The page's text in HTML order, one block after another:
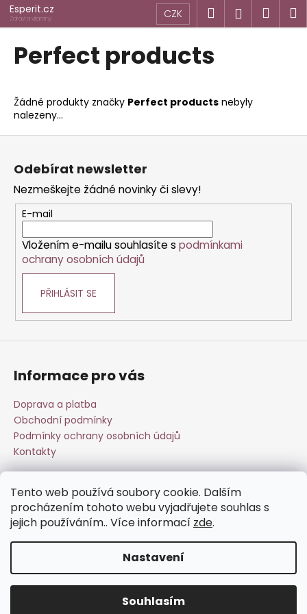
Tento web používá soubory cookie. Dalším
procházením tohoto webu vyjadřujete souhlas s
jejich používáním.. Více informací zde.
Nastavení
Souhlasím
Přejít
na
obsah
Esperit.cz
Zdraví a vitamíny CZK Hledat
Perfect products
Žádné produkty značky Perfect products nebyly
nalezeny...
K
o
o
p
ř
e
b
u
e
n
a
j
t
?
HLEDAT
D
o
o
r
Z
Odebírat newsletter
Nezmeškejte žádné novinky či slevy!
E-mail
Vložením e-mailu souhlasíte s podmínkami
ochrany osobních údajů
PŘIHLÁSIT SE
Informace pro vás
Doprava a platba
Obchodní podmínky
Podmínky ochrany osobních údajů
Kontakty
Přijímáme online platby
Vytvořil Shoptet
Esperit.cz. Všechna práva vyhrazena.